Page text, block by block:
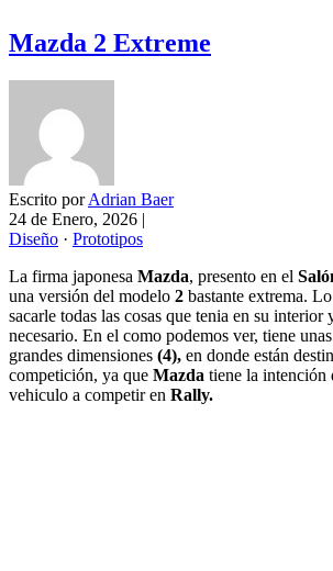
Mazda 2 Extreme
Escrito porAdrian Baer
24 de Enero, 2026 |
Diseño · Prototipos
La firma japonesa Mazda, presento en el
una versión del modelo 2 bastante extrema.
sacarle todas las cosas que tenia en su interior
necesario. En el como podemos ver, tiene
grandes dimensiones (4), en donde están
competición, ya que Mazda tiene la intención
vehiculo a competir en Rally.